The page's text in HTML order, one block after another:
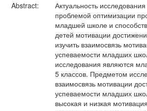
Abstract:
Актуальность
проблемой оптимизации
младшей школе и
детей мотивации
изучить взаимосвязь
успеваемости младших
исследования являются
5 классов. Предметом
взаимосвязь мотивации
успеваемости младших
высокая и низкая